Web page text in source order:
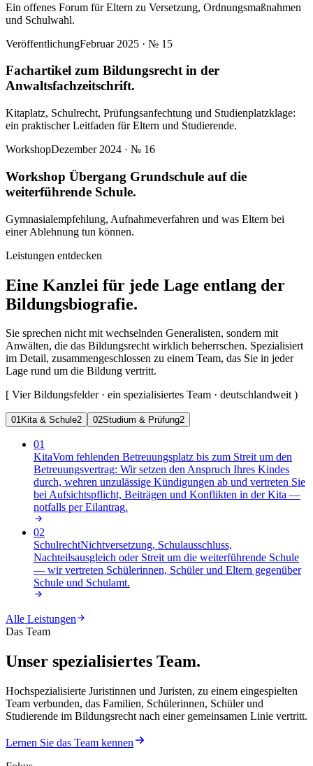
Ein offenes Forum für Eltern zu Versetzung, Ordnungsmaßnahmen
und Schulwahl.
VeröffentlichungFebruar 2025 · № 15
Fachartikel zum Bildungsrecht in der
Anwaltsfachzeitschrift.
Kitaplatz, Schulrecht, Prüfungsanfechtung und Studienplatzklage:
ein praktischer Leitfaden für Eltern und Studierende.
WorkshopDezember 2024 · № 16
Workshop Übergang Grundschule auf die
weiterführende Schule.
Gymnasialempfehlung, Aufnahmeverfahren und was Eltern bei
einer Ablehnung tun können.
Leistungen entdecken
Eine Kanzlei für jede Lage entlang der
Bildungsbiografie.
Sie sprechen nicht mit wechselnden Generalisten, sondern mit
Anwälten, die das Bildungsrecht wirklich beherrschen. Spezialisiert
im Detail, zusammengeschlossen zu einem Team, das Sie in jeder
Lage rund um die Bildung vertritt.
[ Vier Bildungsfelder · ein spezialisiertes Team · deutschlandweit)
01Kita & Schule2 02Studium & Prüfung2
01
KitaVom fehlenden Betreuungsplatz bis zum Streit um den
Betreuungsvertrag: Wir setzen den Anspruch Ihres Kindes
durch, wehren unzulässige Kündigungen ab und vertreten Sie
bei Aufsichtspflicht, Beiträgen und Konflikten in der Kita —
notfalls per Eilantrag.
02
SchulrechtNichtversetzung, Schulausschluss,
Nachteilsausgleich oder Streit um die weiterführende Schule
— wir vertreten Schülerinnen, Schüler und Eltern gegenüber
Schule und Schulamt.
Alle Leistungen
Das Team
Unser spezialisiertes Team.
Hochspezialisierte Juristinnen und Juristen, zu einem eingespielten
Team verbunden, das Familien, Schülerinnen, Schüler und
Studierende im Bildungsrecht nach einer gemeinsamen Linie vertritt.
Lernen Sie das Team kennen